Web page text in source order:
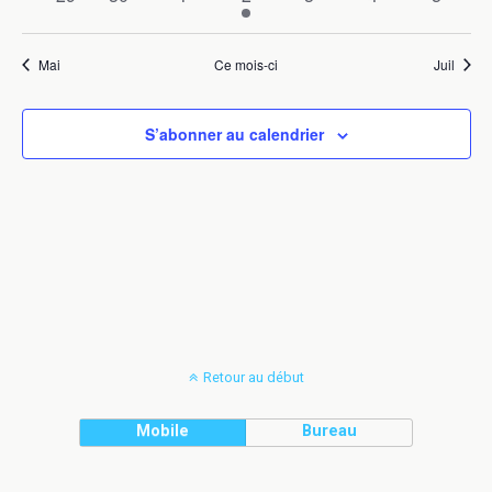
évènementsévènement
Mai Ce mois-ci Juil
S’abonner au calendrier
Retour au début
Mobile Bureau